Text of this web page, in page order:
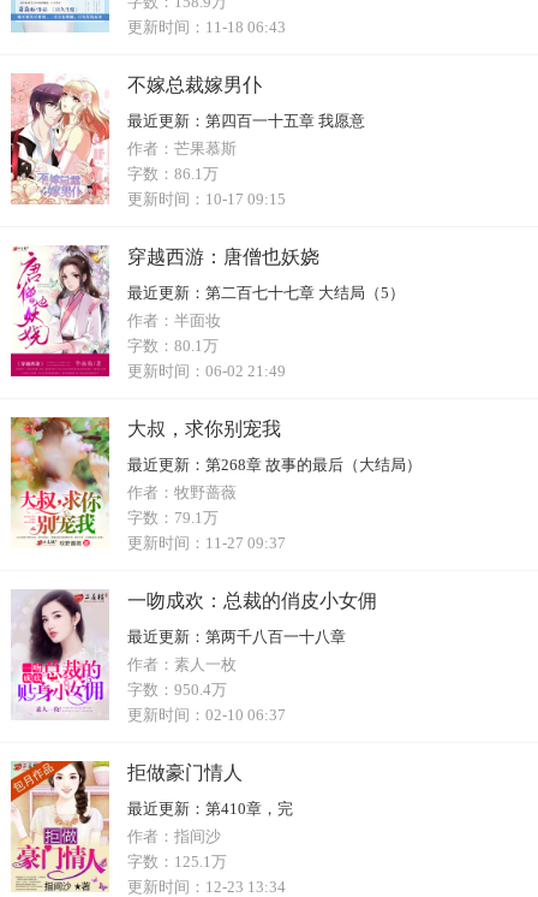
更新时间： 11-18 06:43
不嫁总裁嫁男仆
最近更新： 第四百一十五章 我愿意
作者： 芒果慕斯
字数： 86.1万
更新时间： 10-17 09:15
穿越西游：唐僧也妖娆
最近更新： 第二百七十七章 大结局（5）
作者： 半面妆
字数： 80.1万
更新时间： 06-02 21:49
大叔，求你别宠我
最近更新： 第268章 故事的最后（大结局）
作者： 牧野蔷薇
字数： 79.1万
更新时间： 11-27 09:37
一吻成欢：总裁的俏皮小女佣
最近更新： 第两千八百一十八章
作者： 素人一枚
字数： 950.4万
更新时间： 02-10 06:37
拒做豪门情人
最近更新： 第410章，完
作者： 指间沙
字数： 125.1万
更新时间： 12-23 13:34